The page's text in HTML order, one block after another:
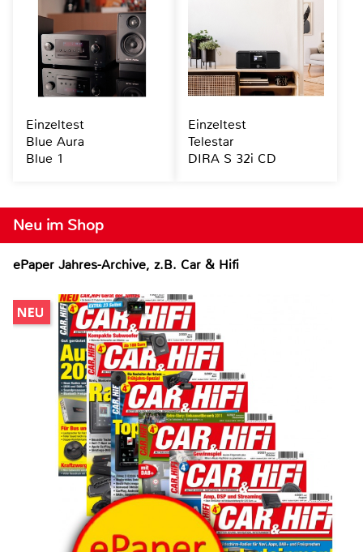
Neu im Shop
ePaper Jahres-Archive, z.B. Car & Hifi
Einzeltest
Blue Aura
Blue 1
Einzeltest
Telestar
DIRA S 32i CD